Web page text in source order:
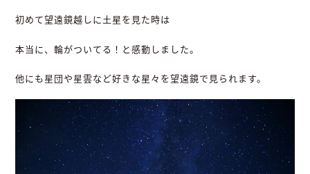
初めて望遠鏡越しに土星を見た時は
本当に、輪がついてる！と感動しました。
他にも星団や星雲など好きな星々を望遠鏡で見られます。